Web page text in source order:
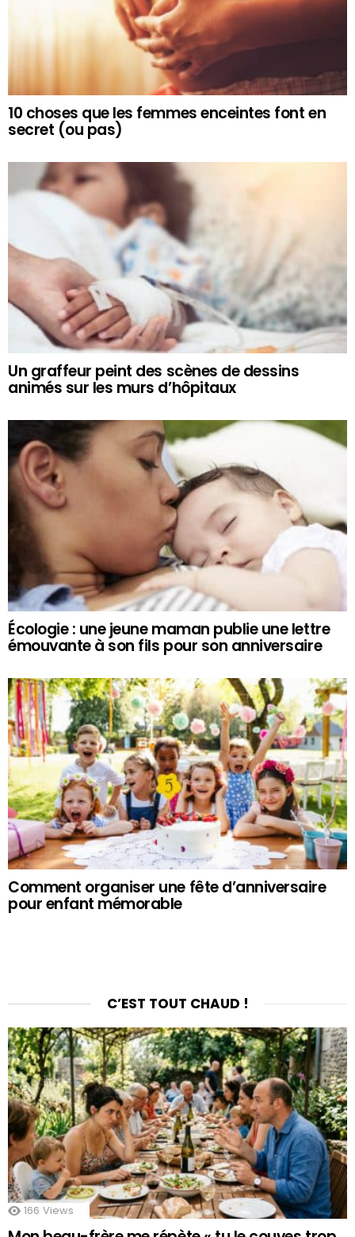
10 choses que les femmes enceintes font en
secret (ou pas)
Un graffeur peint des scènes de dessins
animés sur les murs d’hôpitaux
Écologie : une jeune maman publie une lettre
émouvante à son fils pour son anniversaire
Comment organiser une fête d’anniversaire
pour enfant mémorable
C’EST TOUT CHAUD !
166 Views